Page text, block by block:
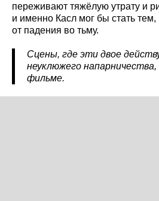
переживают тяжёлую утрату и
и именно Касл мог бы стать тем,
от падения во тьму.
Сцены, где эти двое
неуклюжего
фильме.